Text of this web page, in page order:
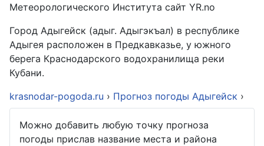
Метеорологического Института сайт YR.no
Город Адыгейск (адыг. Адыгэкъал) в республике
Адыгея расположен в Предкавказье, у южного
берега Краснодарского водохранилища реки
Кубани.
krasnodar-pogoda.ru › Прогноз погоды Адыгейск ›
Можно добавить любую точку прогноза
погоды прислав название места и района